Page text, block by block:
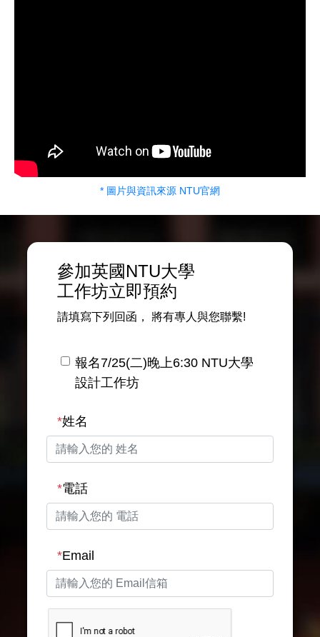
* 圖片與資訊來源 NTU官網
參加英國NTU大學
工作坊立即預約
請填寫下列回函， 將有專人與您聯繫!
報名7/25(二)晚上6:30 NTU大學
設計工作坊
*姓名
*電話
*Email